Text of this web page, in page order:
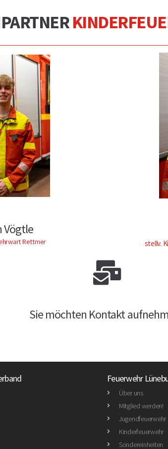
Vögtle
Rettmer stellv.
Sie möchten Kontakt
Feuerwehr
Über uns
Mitglied werden!
Jugendfeuerwehr
Kinderfeuerwehr
Sondereinheiten